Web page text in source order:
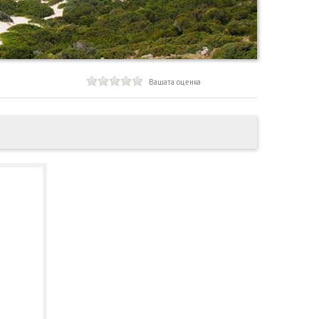
Вашата оценка